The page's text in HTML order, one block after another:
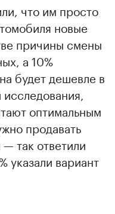
что им просто
новые
причины смены
а 10%
будет дешевле в
оптимальным
продавать
так ответили
вариант